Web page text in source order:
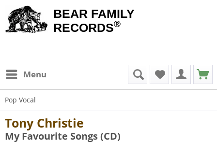
BEAR FAMILY
RECORDS®
Menu
Pop Vocal
Tony Christie
My Favourite Songs (CD)